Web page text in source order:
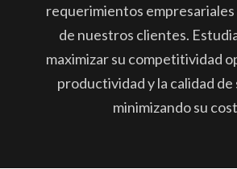
requerimientos empresariales
de nuestros clientes.
maximizar su competitividad
productividad y la calidad de
minimizando su